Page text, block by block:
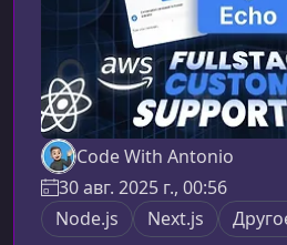
Code With Antonio
30 авг. 2025 г., 00:56
Node.js
Next.js